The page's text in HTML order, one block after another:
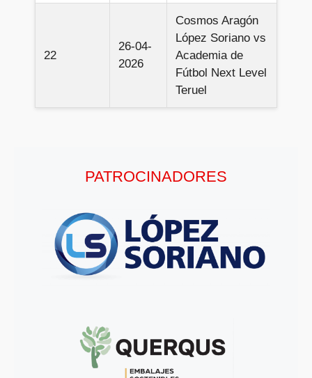
22
26-04-
2026
Cosmos Aragón
López Soriano vs
Academia de
Fútbol Next Level
Teruel
PATROCINADORES